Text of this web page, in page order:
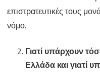
επιστρατευτικές τους
νόμο.
Γιατί υπάρχουν
Ελλάδα και γιατί